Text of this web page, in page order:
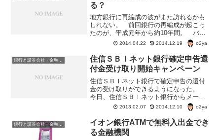
る？
地方銀行に再編成の波がまた訪れるかも
しれない。 前回銀行の再編成が起こっ
たのが、平成元年から約10年間。 バブ
ルがはじけて、負債を抱えた銀行などが
続出し、生き残るために銀行合併を繰り
返した。 最近、銀行再編成も一段落つ
いたような感じだったが...
2014.04.22 2014.12.19 o2ya
銀行と証券会社・金融商品
住信ＳＢＩネット銀行確定申告還
付金受け取り開始キャンペーン
住信ＳＢＩネット銀行で確定申告の還付
金の受け取りができるようになった。
今日、住信ＳＢＩネット銀行からメール
が届いた。 メールの内容は以下のとお
り。住信ＳＢＩネット銀行確定申告還付
金受け取りキャンペーン“2013年1月15日
（火）から確定申...
2013.02.07 2014.12.10 o2ya
イオン銀行ATMで無料入出金でき
る金融機関